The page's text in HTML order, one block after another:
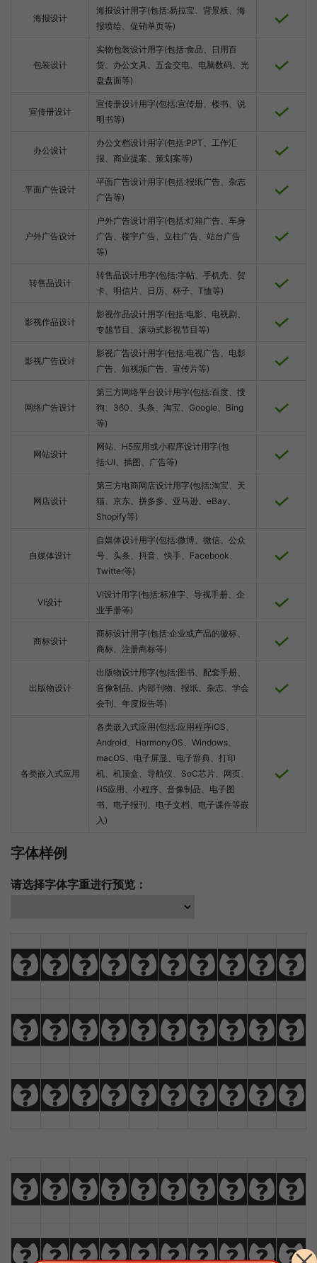
海报设计
海报设计用字(包括:易拉宝、背景板、海
报喷绘、促销单页等)
包装设计
实物包装设计用字(包括:食品、日用百
货、办公文具、五金交电、电脑数码、光
盘盘面等)
宣传册设计
宣传册设计用字(包括:宣传册、楼书、说
明书等)
办公设计
办公文档设计用字(包括:PPT、工作汇
报、商业提案、策划案等)
平面广告设计
平面广告设计用字(包括:报纸广告、杂志
广告等)
户外广告设计
户外广告设计用字(包括:灯箱广告、车身
广告、楼宇广告、立柱广告、站台广告
等)
转售品设计
转售品设计用字(包括:字帖、手机壳、贺
卡、明信片、日历、杯子、T恤等)
影视作品设计
影视作品设计用字(包括:电影、电视剧、
专题节目、滚动式影视节目等)
影视广告设计
影视广告设计用字(包括:电视广告、电影
广告、短视频广告、宣传片等)
网络广告设计
第三方网络平台设计用字(包括:百度、搜
狗、360、头条、淘宝、Google、Bing
等)
网站设计
网站、H5应用或小程序设计用字(包
括:UI、插图、广告等)
网店设计
第三方电商网店设计用字(包括:淘宝、天
猫、京东、拼多多、亚马逊、eBay、
Shopify等)
自媒体设计
自媒体设计用字(包括:微博、微信、公众
号、头条、抖音、快手、Facebook、
Twitter等)
VI设计
VI设计用字(包括:标准字、导视手册、企
业手册等)
商标设计
商标设计用字(包括:企业或产品的徽标、
商标、注册商标等)
出版物设计
出版物设计用字(包括:图书、配套手册、
音像制品、内部刊物、报纸、杂志、学会
会刊、年度报告等)
各类嵌入式应用
各类嵌入式应用(包括:应用程序iOS、
Android、HarmonyOS、Windows、
macOS、电子屏显、电子辞典、打印
机、机顶盒、导航仪、SoC芯片、网页、
H5应用、小程序、音像制品、电子图
书、电子报刊、电子文档、电子课件等嵌
入)
字体样例
请选择字体字重进行预览：
ABCDEFGHIJ
KLMNOPQRST
UVWXYZÀÁÂÃ
abcdefghij